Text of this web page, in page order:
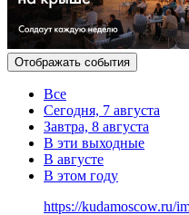
Отображать события
Все
Сегодня, 7 августа
Завтра, 8 августа
В эти выходные
В августе
В этом году
https://kudamoscow.ru/